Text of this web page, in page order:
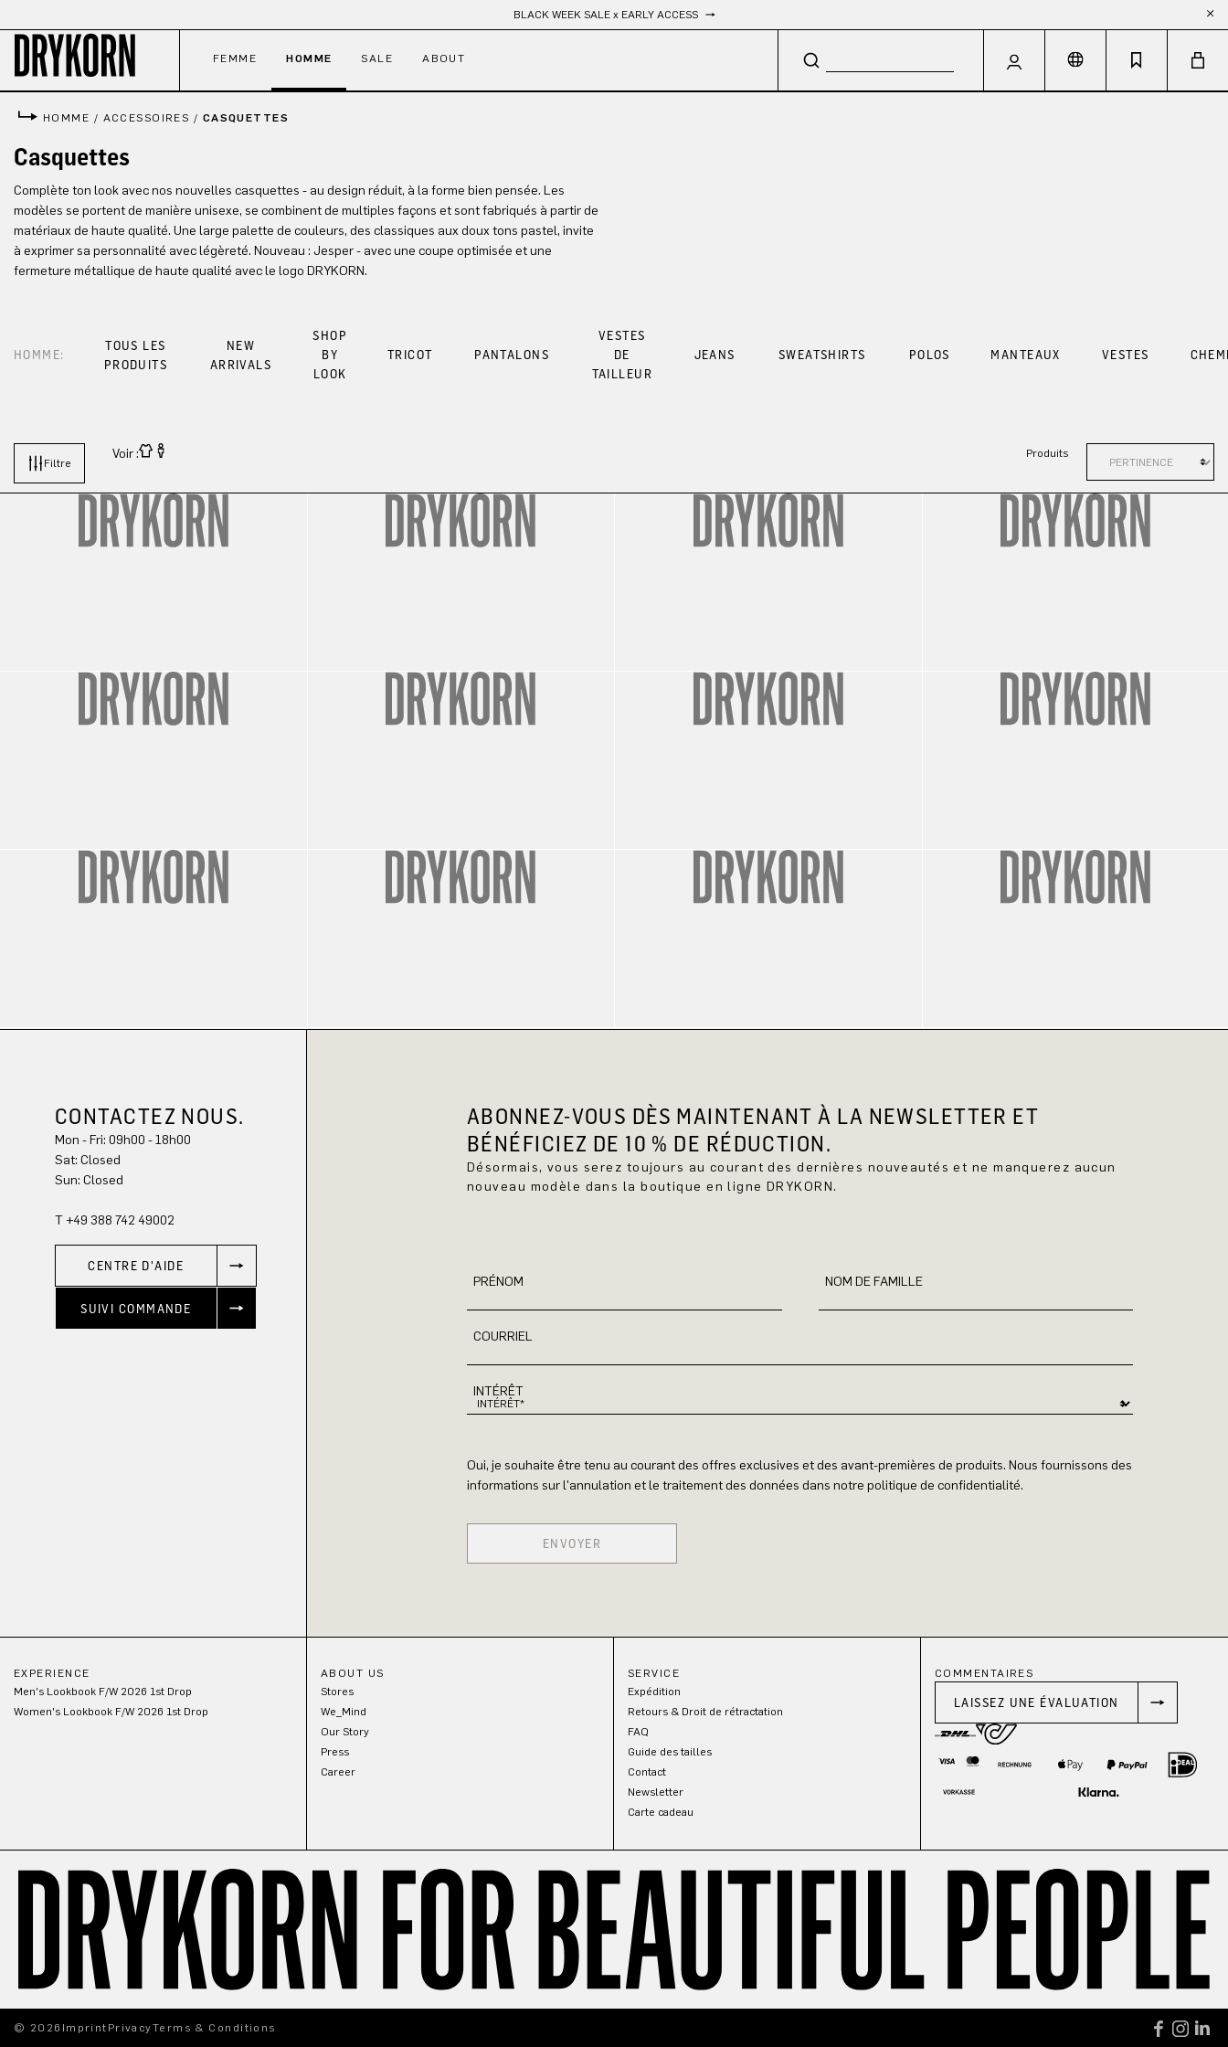
BLACK WEEK SALE x EARLY ACCESS
FEMME HOMME SALE ABOUT
HOMME / ACCESSOIRES / CASQUETTES
Casquettes
Complète ton look avec nos nouvelles casquettes - au design réduit, à la forme bien pensée. Les
modèles se portent de manière unisexe, se combinent de multiples façons et sont fabriqués à partir de
matériaux de haute qualité. Une large palette de couleurs, des classiques aux doux tons pastel, invite
à exprimer sa personnalité avec légèreté. Nouveau : Jesper - avec une coupe optimisée et une
fermeture métallique de haute qualité avec le logo DRYKORN.
HOMME:
TOUS LES
PRODUITS
NEW
ARRIVALS
SHOP
BY
LOOK
TRICOT PANTALONS
VESTES
DE
TAILLEUR
JEANS SWEATSHIRTS POLOS MANTEAUX VESTES
Filtre
Voir : Produits
CONTACTEZ NOUS.
Mon - Fri: 09h00 - 18h00
Sat: Closed
Sun: Closed
T +49 388 742 49002
CENTRE D'AIDE
SUIVI COMMANDE
ABONNEZ-VOUS DÈS MAINTENANT À LA NEWSLETTER ET
BÉNÉFICIEZ DE 10 % DE RÉDUCTION.
Désormais, vous serez toujours au courant des dernières nouveautés et ne manquerez aucun
nouveau modèle dans la boutique en ligne DRYKORN.
PRÉNOM NOM DE FAMILLE
COURRIEL
INTÉRÊT
Oui, je souhaite être tenu au courant des offres exclusives et des avant-premières de produits. Nous fournissons des
informations sur l'annulation et le traitement des données dans notre politique de confidentialité.
ENVOYER
EXPERIENCE
Men's Lookbook F/W 2026 1st Drop
Women's Lookbook F/W 2026 1st Drop
ABOUT US
Stores
We_Mind
Our Story
Press
Career
SERVICE
Expédition
Retours & Droit de rétractation
FAQ
Guide des tailles
Contact
Newsletter
Carte cadeau
COMMENTAIRES
LAISSEZ UNE ÉVALUATION
© 2026 Imprint PrivacyTerms & Conditions